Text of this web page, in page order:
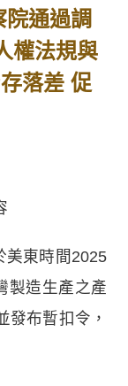
通過調
權法規與
落差 促
美東時間2025
製造生產之產
發布暫扣令，